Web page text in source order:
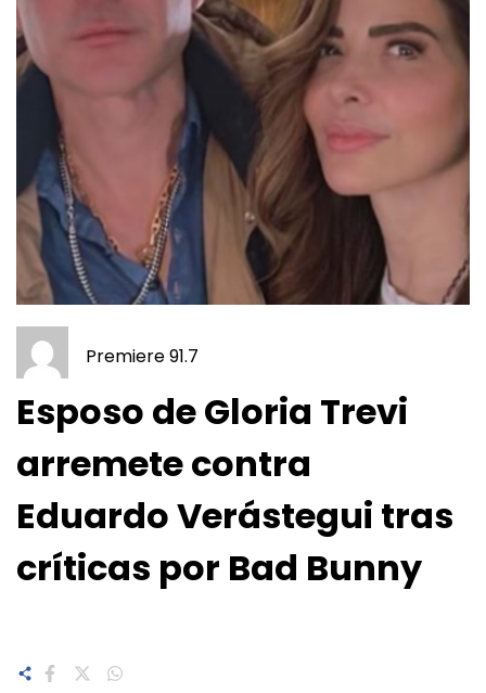
Premiere 91.7
Esposo de Gloria Trevi
arremete contra
Eduardo Verástegui tras
críticas por Bad Bunny